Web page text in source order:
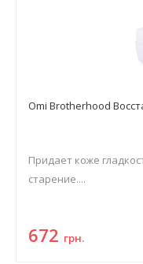
Оmi Brоtherhооd
Придает коже
старение....
672 грн.